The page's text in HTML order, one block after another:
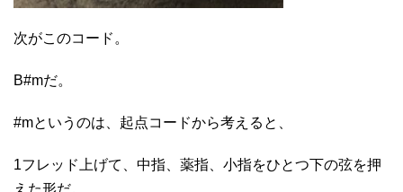
次がこのコード。
B#mだ。
#mというのは、起点コードから考えると、
1フレッド上げて、中指、薬指、小指をひとつ下の弦を押
えた形だ。